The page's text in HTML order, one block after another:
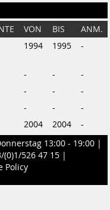
VON BIS
ANM.
1994 1995 -
- -
-
- -
-
- -
-
2004 2004
-
13:00 - 19:00 |
(0)1/526 47 15 |
Policy